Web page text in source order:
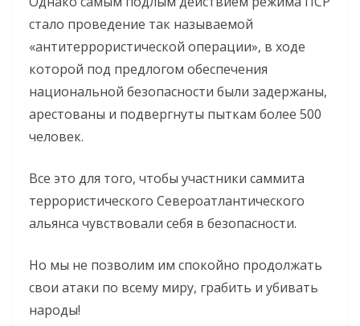
стало проведение так называемой
«антитеррористической операции», в ходе
которой под предлогом обеспечения
национальной безопасности были задержаны,
арестованы и подвергнуты пыткам более 500
человек.
Все это для того, чтобы участники саммита
террористического Североатлантического
альянса чувствовали себя в безопасности.
Но мы не позволим им спокойно продолжать
свои атаки по всему миру, грабить и убивать
народы!